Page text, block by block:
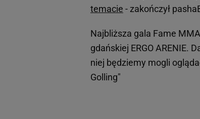
temacie - zakończył
Najbliższa gala Fame
gdańskiej ERGO ARENIE.
niej będziemy mogli
Golling"